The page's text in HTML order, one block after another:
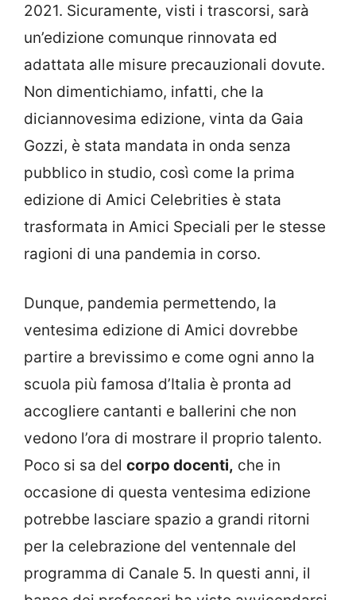
2021. Sicuramente, visti i trascorsi, sarà
un’edizione comunque rinnovata ed
adattata alle misure precauzionali dovute.
Non dimentichiamo, infatti, che la
diciannovesima edizione, vinta da Gaia
Gozzi, è stata mandata in onda senza
pubblico in studio, così come la prima
edizione di Amici Celebrities è stata
trasformata in Amici Speciali per le stesse
ragioni di una pandemia in corso.
Dunque, pandemia permettendo, la
ventesima edizione di Amici dovrebbe
partire a brevissimo e come ogni anno la
scuola più famosa d’Italia è pronta ad
accogliere cantanti e ballerini che non
vedono l’ora di mostrare il proprio talento.
Poco si sa del corpo docenti, che in
occasione di questa ventesima edizione
potrebbe lasciare spazio a grandi ritorni
per la celebrazione del ventennale del
programma di Canale 5. In questi anni, il